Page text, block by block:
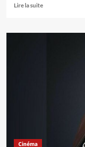
Lire la suite
Cinéma